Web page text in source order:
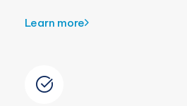
Learn more